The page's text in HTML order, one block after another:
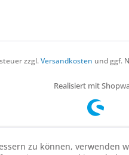
zzgl.Versandkosten und ggf.
Realisiert mit
zu können, verwenden